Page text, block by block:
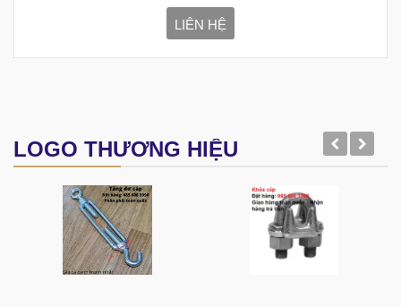
LIÊN HỆ
LOGO THƯƠNG HIỆU